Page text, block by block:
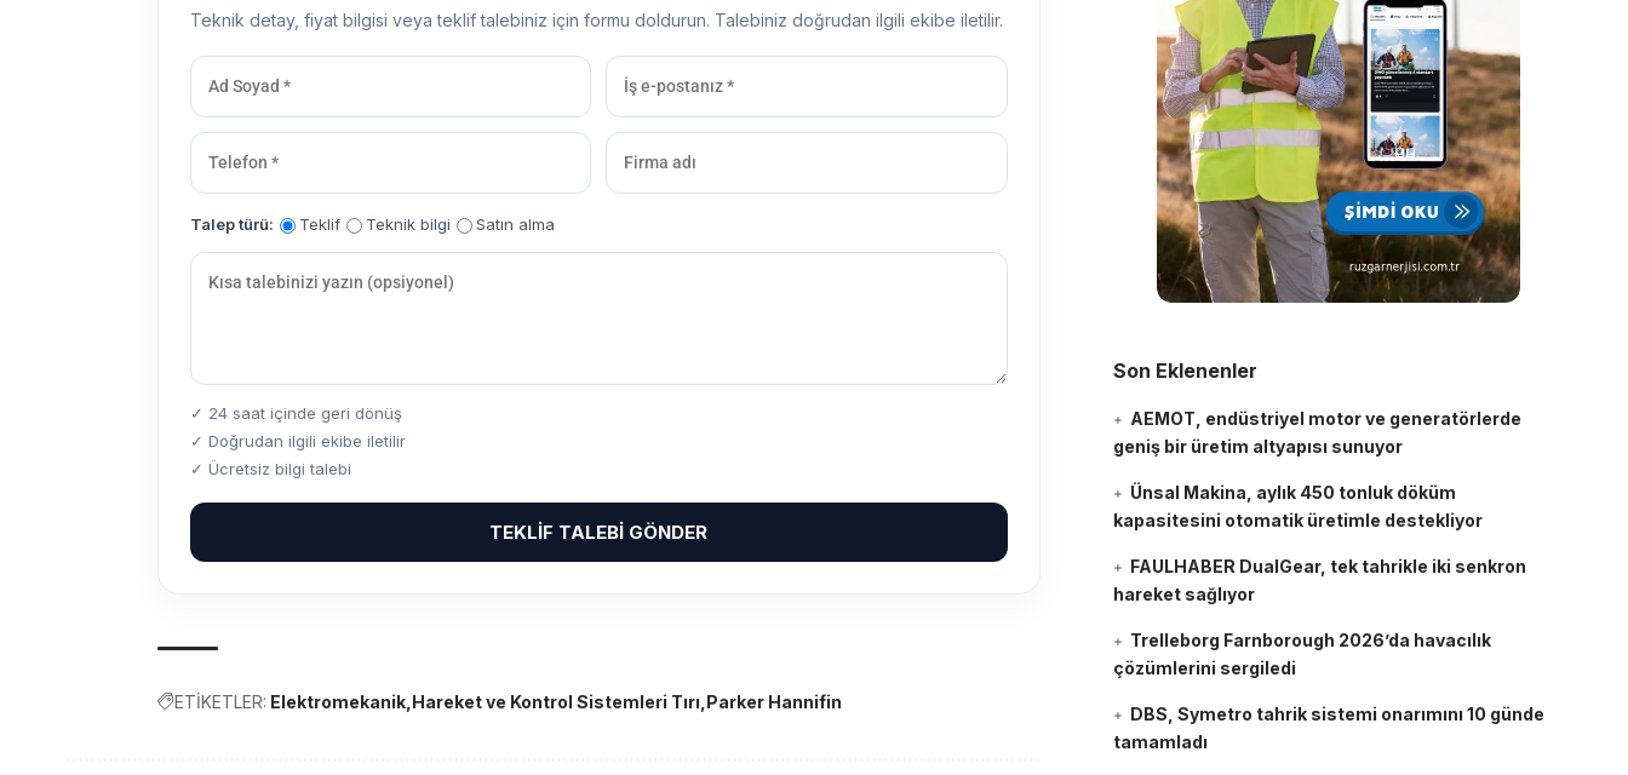
Teknik detay, fiyat bilgisi veya teklif talebiniz için formu doldurun. Talebiniz doğrudan ilgili ekibe iletilir.
Talep türü: Teklif Teknik bilgi Satın alma
✓ 24 saat içinde geri dönüş
✓ Doğrudan ilgili ekibe iletilir
✓ Ücretsiz bilgi talebi
TEKLIF TALEBI GÖNDER
ETİKETLER: Elektromekanik Hareket ve Kontrol Sistemleri Tırı Parker Hannifin
Son Eklenenler
AEMOT, endüstriyel motor ve generatörlerde
geniş bir üretim altyapısı sunuyor
Ünsal Makina, aylık 450 tonluk döküm
kapasitesini otomatik üretimle destekliyor
FAULHABER DualGear, tek tahrikle iki senkron
hareket sağlıyor
Trelleborg Farnborough 2026’da havacılık
çözümlerini sergiledi
DBS, Symetro tahrik sistemi onarımını 10 günde
tamamladı